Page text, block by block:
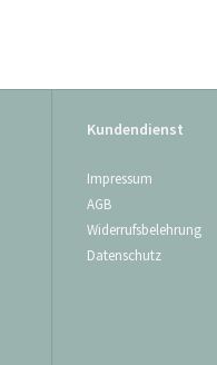
Kundendienst
Impressum
AGB
Widerrufsbelehrung
Datenschutz